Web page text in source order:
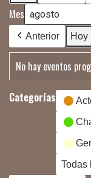
Mes
Anterior Hoy
No hay eventos
Categorías
Todas